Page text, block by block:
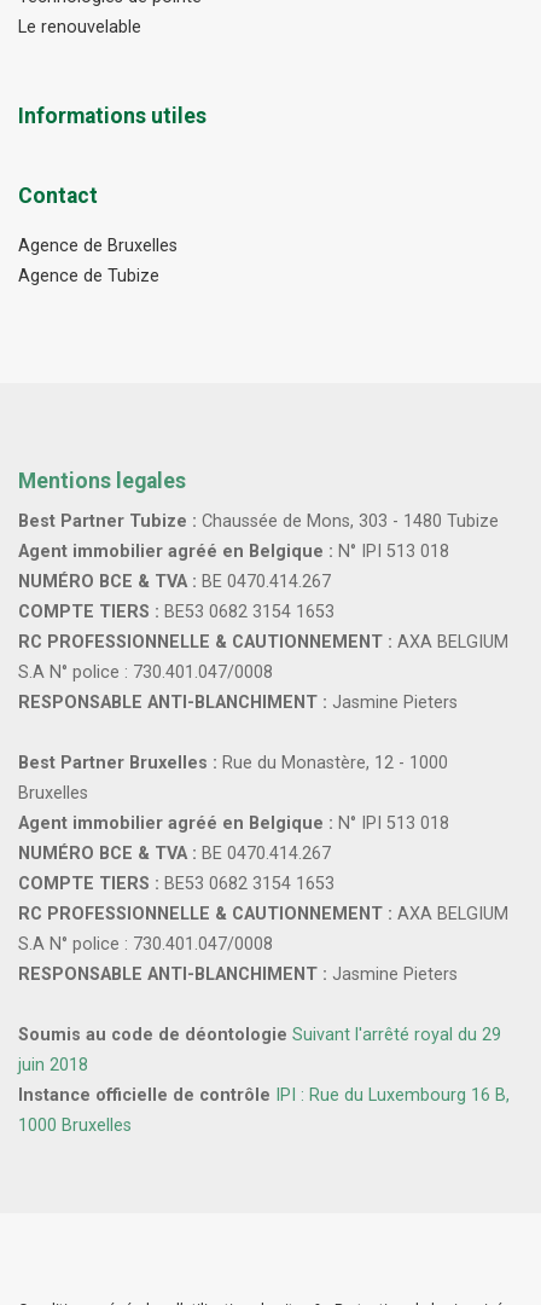
Le renouvelable
Informations utiles
Contact
Agence de Bruxelles
Agence de Tubize
Mentions legales
Best Partner Tubize : Chaussée de Mons, 303 - 1480 Tubize
Agent immobilier agréé en Belgique : N° IPI 513 018
NUMÉRO BCE & TVA : BE 0470.414.267
COMPTE TIERS : BE53 0682 3154 1653
RC PROFESSIONNELLE & CAUTIONNEMENT : AXA BELGIUM
S.A N° police : 730.401.047/0008
RESPONSABLE ANTI-BLANCHIMENT : Jasmine Pieters
Best Partner Bruxelles : Rue du Monastère, 12 - 1000
Bruxelles
Agent immobilier agréé en Belgique : N° IPI 513 018
NUMÉRO BCE & TVA : BE 0470.414.267
COMPTE TIERS : BE53 0682 3154 1653
RC PROFESSIONNELLE & CAUTIONNEMENT : AXA BELGIUM
S.A N° police : 730.401.047/0008
RESPONSABLE ANTI-BLANCHIMENT : Jasmine Pieters
Soumis au code de déontologie Suivant l'arrêté royal du 29
juin 2018
Instance officielle de contrôle
IPI : Rue du Luxembourg 16 B,
1000 Bruxelles